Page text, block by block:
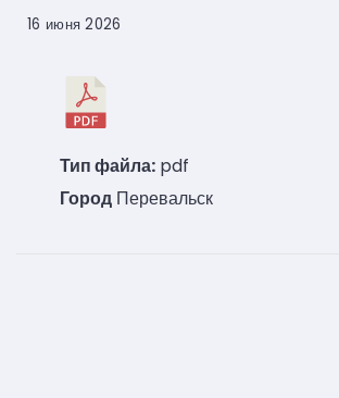
16 июня 2026
Тип файла: pdf
Город Перевальск